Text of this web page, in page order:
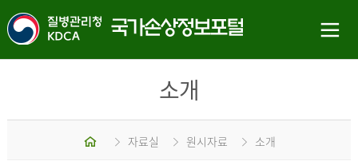
소개
홈 자료실 원시자료 소개